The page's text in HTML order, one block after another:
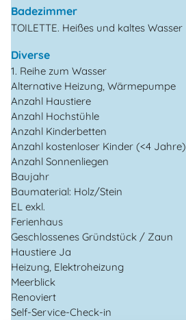
Badezimmer
TOILETTE. Heißes und kaltes Wasser
Diverse
1. Reihe zum Wasser
Alternative Heizung, Wärmepumpe
Anzahl Haustiere
Anzahl Hochstühle
Anzahl Kinderbetten
Anzahl kostenloser Kinder (<4 Jahre)
Anzahl Sonnenliegen
Baujahr
Baumaterial: Holz/Stein
EL exkl.
Ferienhaus
Geschlossenes Gründstück / Zaun
Haustiere Ja
Heizung, Elektroheizung
Meerblick
Renoviert
Self-Service-Check-in